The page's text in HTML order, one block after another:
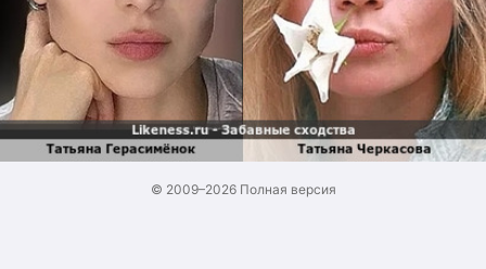
© 2009–2026 Полная версия